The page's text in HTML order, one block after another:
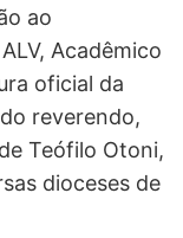
ao
Acadêmico
oficial da
reverendo,
Teófilo Otoni,
dioceses de